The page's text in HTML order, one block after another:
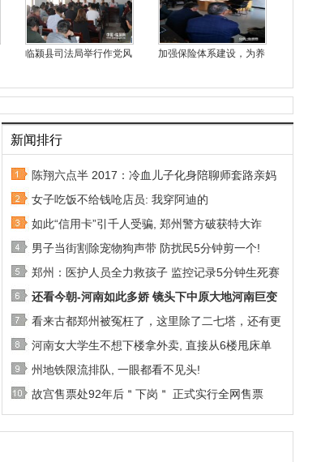
临颍县司法局举行作党风 加强保险体系建设，为养
新闻排行
陈翔六点半 2017：冷血儿子化身陪聊师套路亲妈
女子吃饭不给钱呛店员: 我穿阿迪的
如此“信用卡”引千人受骗, 郑州警方破获特大诈
男子当街割除宠物狗声带 防扰民5分钟剪一个!
郑州：医护人员全力救孩子 监控记录5分钟生死赛
还看今朝-河南如此多娇 镜头下中原大地河南巨变
看来古都郑州被冤枉了，这里除了二七塔，还有更
河南女大学生不想下楼拿外卖, 直接从6楼甩床单
州地铁限流排队, 一眼都看不见头!
故宫售票处92年后＂下岗＂ 正式实行全网售票